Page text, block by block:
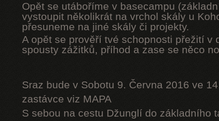
Opět se utáboříme v basecampu
vystoupit několikrát na vrchol skály u
přesuneme na jiné skály či projekty.
A opět se prověří tvé schopnosti přežití v
spousty zážitků, příhod a zase se něco
Sraz bude v Sobotu 9. Června 2016 ve
zastávce viz MAPA
S sebou na cestu Džunglí do základního